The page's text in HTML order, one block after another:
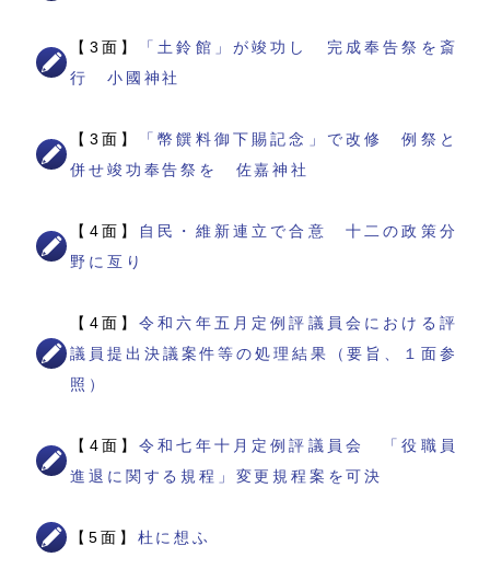
【3面】
「土鈴館」が竣功し 完成奉告祭を斎
行 小國神社
【3面】
「幣饌料御下賜記念」で改修 例祭と
併せ竣功奉告祭を 佐嘉神社
【4面】
自民・維新連立で合意 十二の政策分
野に亙り
【4面】令和六年五月定例評議員会における評
議員提出決議案件等の処理結果（要旨、１面参
照）
【4面】令和七年十月定例評議員会 「役職員
進退に関する規程」変更規程案を可決
【5面】 杜に想ふ